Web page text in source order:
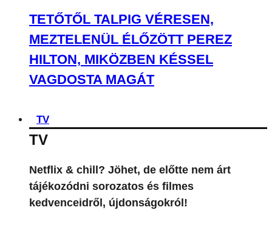
TETŐTŐL TALPIG VÉRESEN,
MEZTELENÜL ÉLŐZÖTT PEREZ
HILTON, MIKÖZBEN KÉSSEL
VAGDOSTA MAGÁT
TV
TV
Netflix & chill? Jöhet, de előtte nem árt
tájékozódni sorozatos és filmes
kedvenceidről, újdonságokról!